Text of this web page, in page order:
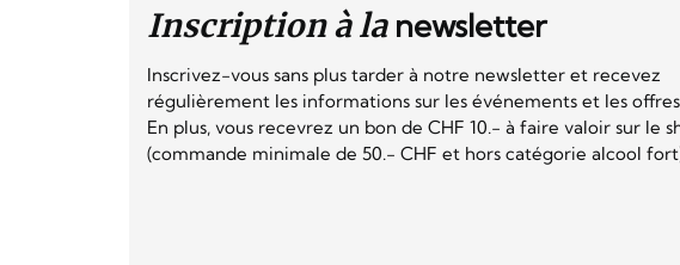
Inscription à lanewsletter
Inscrivez-vous sans plus tarder à notre newsletter et recevez
régulièrement les informations sur les événements et les offres
En plus, vous recevrez un bon de CHF 10.- à faire valoir sur le
(commande minimale de 50.- CHF et hors catégorie alcool